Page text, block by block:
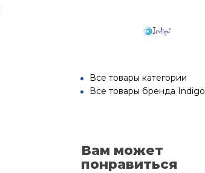
Все товары категории
Все товары бренда Indigo
Вам может
понравиться